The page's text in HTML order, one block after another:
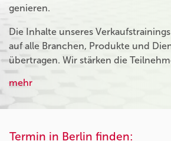
genieren.
Die Inhalte unseres
auf alle Branchen, Produkte und
übertragen. Wir stärken die
mehr
Termin in Berlin finden: